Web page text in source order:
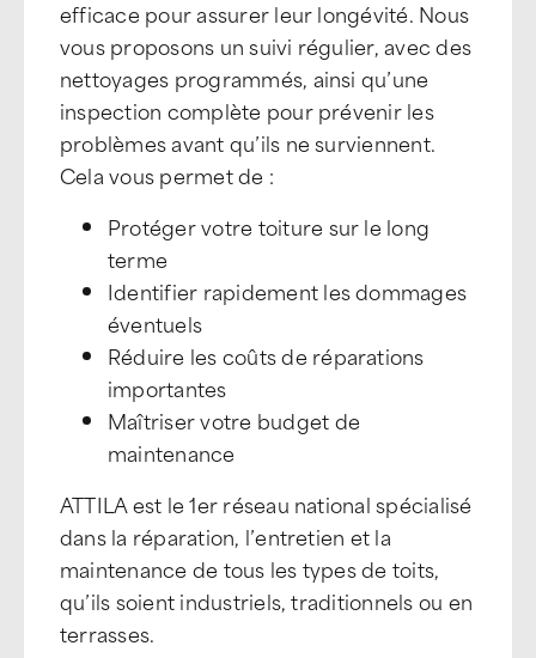
efficace pour assurer leur longévité. Nous
vous proposons un suivi régulier, avec des
nettoyages programmés, ainsi qu’une
inspection complète pour prévenir les
problèmes avant qu’ils ne surviennent.
Cela vous permet de :
Protéger votre toiture sur le long
terme
Identifier rapidement les dommages
éventuels
Réduire les coûts de réparations
importantes
Maîtriser votre budget de
maintenance
ATTILA est le 1er réseau national spécialisé
dans la réparation, l’entretien et la
maintenance de tous les types de toits,
qu’ils soient industriels, traditionnels ou en
terrasses.